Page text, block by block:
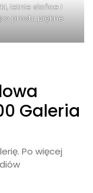
letnie słońce i
prostu piękne
Galeria
Po więcej